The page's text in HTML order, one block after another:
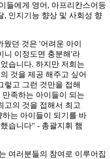
들에게 영어, 아프리칸스어등
, 인지기능 향상 및 사회성 향
던 것은 '어려운 아이
니 이정도면 충분해'라
습니다. 하지만 저희는
것을 제공 해주고 싶어
렇고 그런 것만을 접해
만족하는 아이들이 되는
고의 것을 접해서 최고
는 아이들이 되기를 바
습니다" - 총괄지휘 햄
여러분들의 참여로 이루어집